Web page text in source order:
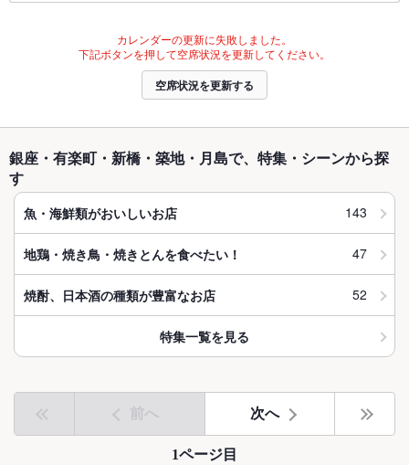
カレンダーの更新に失敗しました。
下記ボタンを押して空席状況を更新してください。
空席状況を更新する
銀座・有楽町・新橋・築地・月島で、特集・シーンから探
す
魚・海鮮類がおいしいお店 143
地鶏・焼き鳥・焼きとんを食べたい！ 47
焼酎、日本酒の種類が豊富なお店 52
特集一覧を見る
前へ 次へ
1ページ目